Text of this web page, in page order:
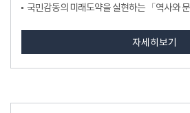
국민감동의 미래도약을 실현하는 「역사와
자세히보기